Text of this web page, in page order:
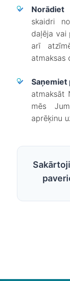
✓ Norādiet
skaidri
daļēja vai
arī
atmaksas
✓ Saņemiet
atmaksāt
mēs
aprēķinu